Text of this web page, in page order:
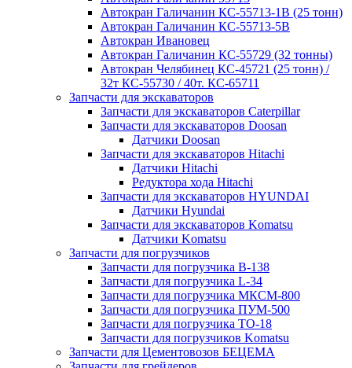
Автокран Галичанин КС-55713-1В (25 тонн)
Автокран Галичанин КС-55713-5В
Автокран Ивановец
Автокран Галичанин КС-55729 (32 тонны)
Автокран Челябинец КС-45721 (25 тонн) /
32т КС-55730 / 40т. КС-65711
Запчасти для экскаваторов
Запчасти для экскаваторов Caterpillar
Запчасти для экскаваторов Doosan
Датчики Doosan
Запчасти для экскаваторов Hitachi
Датчики Hitachi
Редуктора хода Hitachi
Запчасти для экскаваторов HYUNDAI
Датчики Hyundai
Запчасти для экскаваторов Komatsu
Датчики Komatsu
Запчасти для погрузчиков
Запчасти для погрузчика B-138
Запчасти для погрузчика L-34
Запчасти для погрузчика МКСМ-800
Запчасти для погрузчика ПУМ-500
Запчасти для погрузчика ТО-18
Запчасти для погрузчиков Komatsu
Запчасти для Цементовозов БЕЦЕМА